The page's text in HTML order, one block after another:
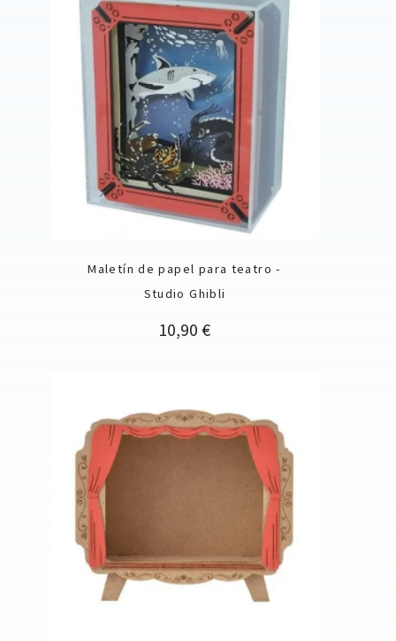
Maletín de papel para teatro -
Studio Ghibli
Precio
10,90 €